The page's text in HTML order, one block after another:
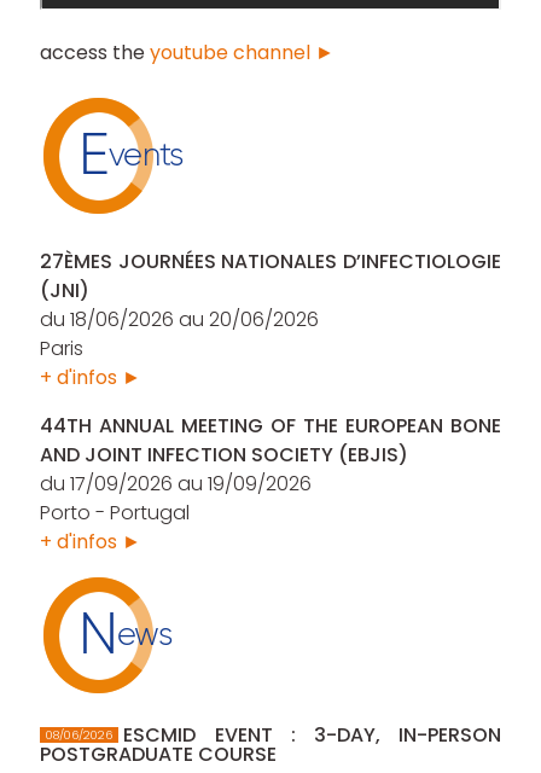
access theyoutube channel ►
Events
27ÈMES JOURNÉES NATIONALES D’INFECTIOLOGIE
(JNI)
du 18/06/2026 au 20/06/2026
Paris
+ d'infos ►
44TH ANNUAL MEETING OF THE EUROPEAN BONE
AND JOINT INFECTION SOCIETY (EBJIS)
du 17/09/2026 au 19/09/2026
Porto - Portugal
+ d'infos ►
News
08/06/2026 ESCMID EVENT : 3-DAY, IN-PERSON
POSTGRADUATE COURSE